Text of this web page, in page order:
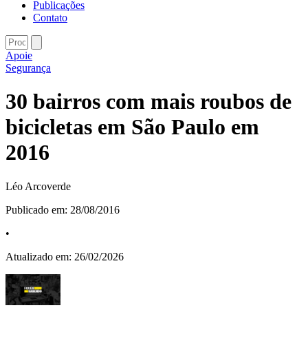
Publicações
Contato
Apoie
Segurança
30 bairros com mais roubos de
bicicletas em São Paulo em
2016
Léo Arcoverde
Publicado em: 28/08/2016
•
Atualizado em: 26/02/2026